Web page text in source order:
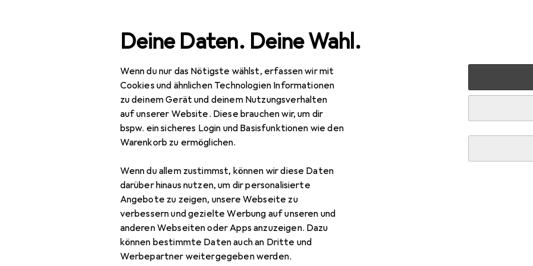
Deine Daten. Deine Wahl.
Wenn du nur das Nötigste wählst, erfassen wir mit
Cookies und ähnlichen Technologien Informationen
zu deinem Gerät und deinem Nutzungsverhalten
auf unserer Website. Diese brauchen wir, um dir
bspw. ein sicheres Login und Basisfunktionen wie den
Warenkorb zu ermöglichen.
Wenn du allem zustimmst, können wir diese Daten
darüber hinaus nutzen, um dir personalisierte
Angebote zu zeigen, unsere Webseite zu
verbessern und gezielte Werbung auf unseren und
anderen Webseiten oder Apps anzuzeigen. Dazu
können bestimmte Daten auch an Dritte und
Werbepartner weitergegeben werden.
Navigation nach Kategorien Bestseller Interne Kabel
Diese Seite bleibt immer aktuell und wird automatisch
1. DelockSFF-8643 HD-Mini SAS Kabel
Dieses SAS Kabel von Delock dient dem Anschluss
einer Backplane mit Mini SAS HD SFF-8643
Mini SAS HD